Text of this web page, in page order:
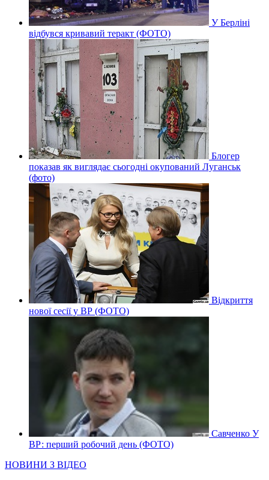
У Берліні
відбувся кривавий теракт (ФОТО)
Блогер
показав як виглядає сьогодні окупований Луганськ
(фото)
Відкриття
нової сесії у ВР (ФОТО)
Савченко У
ВР: перший робочий день (ФОТО)
НОВИНИ З ВІДЕО